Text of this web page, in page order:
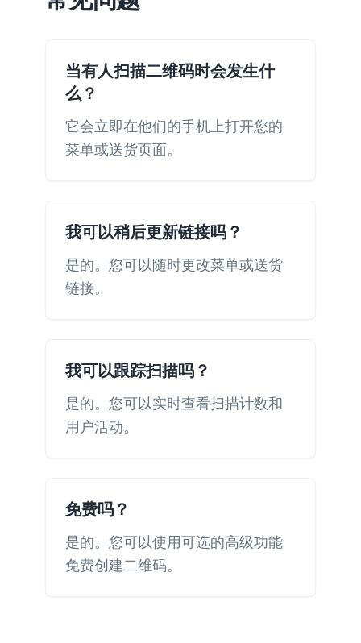
当有人扫描二维码时会发生什
么？
它会立即在他们的手机上打开您的
菜单或送货页面。
我可以稍后更新链接吗？
是的。您可以随时更改菜单或送货
链接。
我可以跟踪扫描吗？
是的。您可以实时查看扫描计数和
用户活动。
免费吗？
是的。您可以使用可选的高级功能
免费创建二维码。